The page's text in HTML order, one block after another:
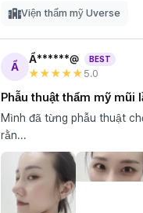
Viện thẩm mỹ Uverse
Ẩ
Ẩ******@ BEST
★★★★★ 5.0
Phẫu thuật thẩm mỹ mũi
Mình đã từng phẫu thuật
rằn...